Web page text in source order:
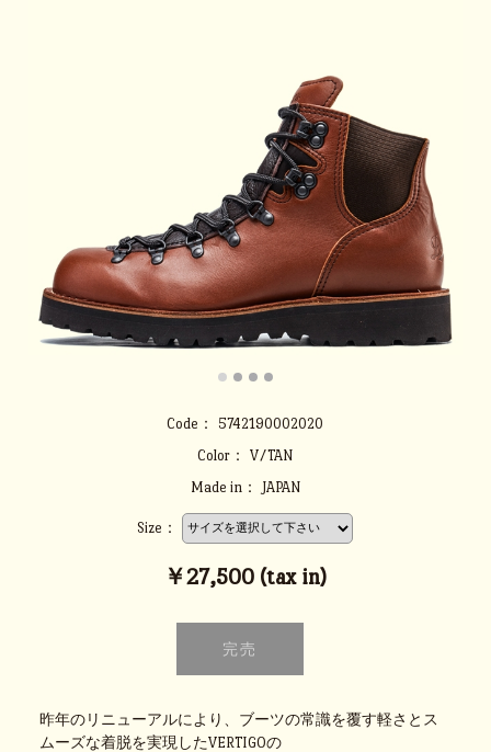
Code：
5742190002020
Color：
V/TAN
Made in：
JAPAN
Size：
￥27,500 (tax in)
昨年のリニューアルにより、ブーツの常識を覆す軽さとス
ムーズな着脱を実現したVERTIGOの